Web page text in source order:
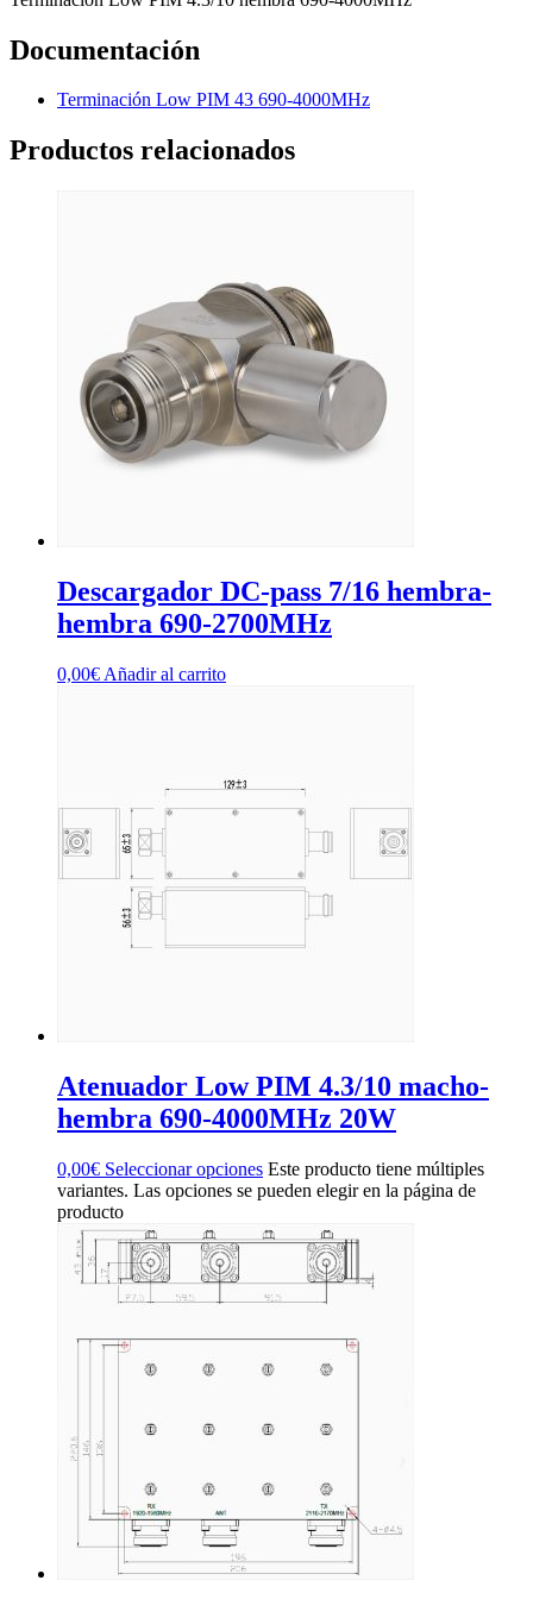
Documentación
Terminación Low PIM 43 690-4000MHz
Productos relacionados
Descargador DC-pass 7/16 hembra-
hembra 690-2700MHz
0,00€ Añadir al carrito
Atenuador Low PIM 4.3/10 macho-
hembra 690-4000MHz 20W
0,00€ Seleccionar opciones Este producto tiene múltiples
variantes. Las opciones se pueden elegir en la página de
producto